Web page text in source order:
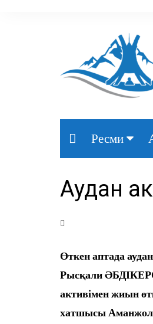
Ресми
Үкімет
Аудан
Өткен аптада
Рысқали
активімен жиын
хатшысы Аманжол